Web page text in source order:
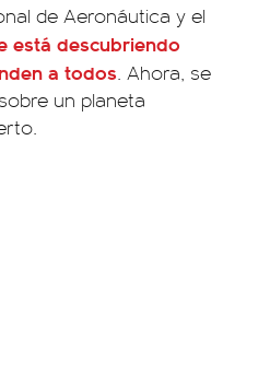
de Aeronáutica y el
está descubriendo
a todos. Ahora, se
un planeta